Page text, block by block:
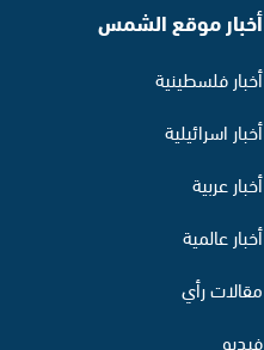
أخبار موقع الشمس
أخبار فلسطينية
أخبار اسرائيلية
أخبار عربية
أخبار عالمية
مقالات رأي
فيديو